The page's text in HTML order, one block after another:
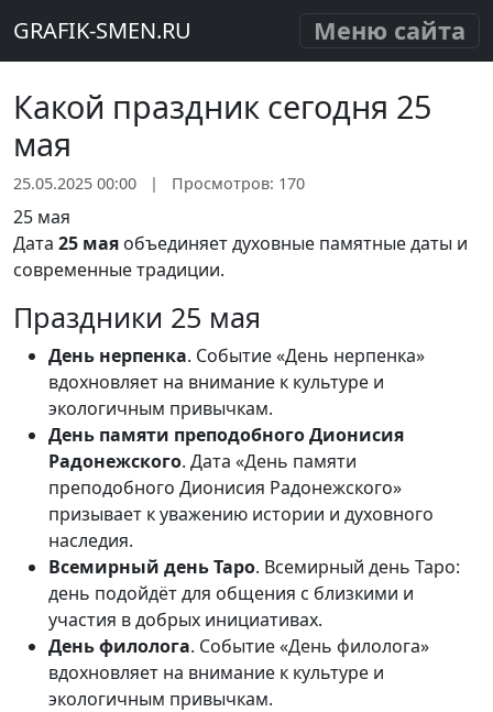
GRAFIK-SMEN.RU Меню сайта
Какой праздник сегодня 25
мая
25.05.2025 00:00 | Просмотров: 170
25 мая
Дата 25 мая объединяет духовные памятные даты и
современные традиции.
Праздники 25 мая
День нерпенка. Событие «День нерпенка»
вдохновляет на внимание к культуре и
экологичным привычкам.
День памяти преподобного Дионисия
Радонежского. Дата «День памяти
преподобного Дионисия Радонежского»
призывает к уважению истории и духовного
наследия.
Всемирный день Таро. Всемирный день Таро:
день подойдёт для общения с близкими и
участия в добрых инициативах.
День филолога. Событие «День филолога»
вдохновляет на внимание к культуре и
экологичным привычкам.